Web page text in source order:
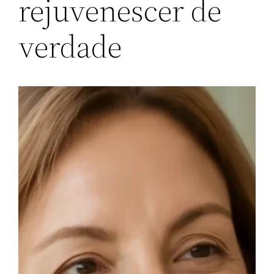
rejuvenescer de
verdade